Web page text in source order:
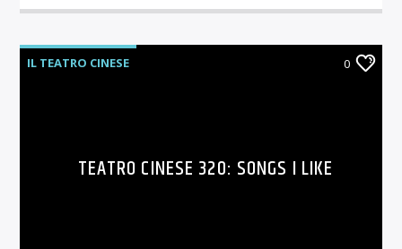
IL TEATRO CINESE 0
TEATRO CINESE 320: SONGS I LIKE